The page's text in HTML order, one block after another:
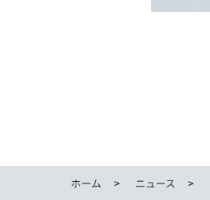
ホーム ニュース